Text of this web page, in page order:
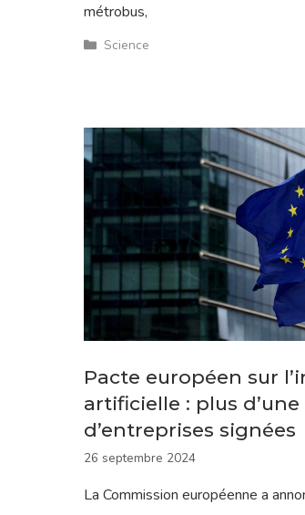
métrobus,
Catégories
Science
Pacte européen sur
artificielle : plus
d’entreprises signées
26 septembre 2024
La Commission européenne a